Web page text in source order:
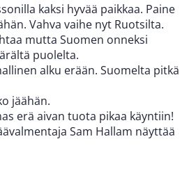
kaksi hyvää paikkaa. Paine
Vahva vaihe nyt Ruotsilta.
mutta Suomen onneksi
puolelta.
alku erään. Suomelta pitkä
jäähän.
erä aivan tuota pikaa käyntiin!
Sam Hallam näyttää